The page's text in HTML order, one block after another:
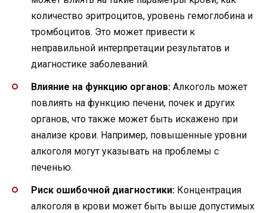
количество эритроцитов, уровень гемоглобина и
тромбоцитов. Это может привести к
неправильной интерпретации результатов и
диагностике заболеваний.
Влияние на функцию органов: Алкоголь может
повлиять на функцию печени, почек и других
органов, что также может быть искажено при
анализе крови. Например, повышенные уровни
алкоголя могут указывать на проблемы с
печенью.
Риск ошибочной диагностики: Концентрация
алкоголя в крови может быть выше допустимых